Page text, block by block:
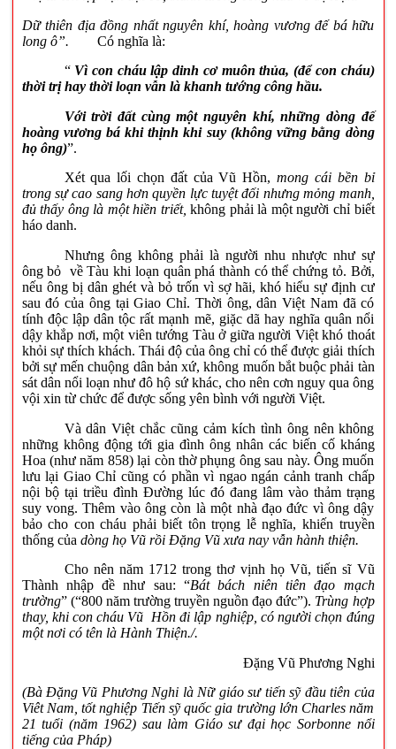
Dữ thiên địa đồng nhất nguyên khí, hoàng vương đế bá hữu
long ô”. Có nghĩa là:
“ Vì con cháu lập dinh cơ muôn thủa, (để con cháu)
thời trị hay thời loạn vẫn là khanh tướng công hầu.
Với trời đất cùng một nguyên khí, những dòng đế
hoàng vương bá khi thịnh khi suy (không vững bằng dòng
họ ông)”.
Xét qua lối chọn đất của Vũ Hồn,mong cái bền bỉ
trong sự cao sang hơn quyền lực tuyệt đối nhưng mỏng manh,
đủ thấy ông là một hiền triết,không phải là một người chỉ biết
háo danh.
Nhưng ông không phải là người nhu nhược như sự
ông bỏ về Tàu khi loạn quân phá thành có thể chứng tỏ. Bởi,
nếu ông bị dân ghét và bỏ trốn vì sợ hãi, khó hiểu sự định cư
sau đó của ông tại Giao Chỉ. Thời ông, dân Việt Nam đã có
tính độc lập dân tộc rất mạnh mẽ, giặc dã hay nghĩa quân nổi
dậy khắp nơi, một viên tướng Tàu ở giữa người Việt khó thoát
khỏi sự thích khách. Thái độ của ông chỉ có thể được giải thích
bởi sự mến chuộng dân bản xứ, không muốn bắt buộc phải tàn
sát dân nổi loạn như đô hộ sứ khác, cho nên cơn nguy qua ông
vội xin từ chức để được sống yên bình với người Việt.
Và dân Việt chắc cũng cảm kích tình ông nên không
những không động tới gia đình ông nhân các biến cố kháng
Hoa (như năm 858) lại còn thờ phụng ông sau này. Ông muốn
lưu lại Giao Chỉ cũng có phần vì ngao ngán cảnh tranh chấp
nội bộ tại triều đình Đường lúc đó đang lâm vào thảm trạng
suy vong. Thêm vào ông còn là một nhà đạo đức vì ông dậy
bảo cho con cháu phải biết tôn trọng lễ nghĩa, khiến truyền
thống của dòng họ Vũ rồi Đặng Vũ xưa nay vẫn hành thiện.
Cho nên năm 1712 trong thơ vịnh họ Vũ, tiến sĩ Vũ
Thành nhập đề như sau: “Bát bách niên tiên đạo mạch
trường” (“800 năm trường truyền nguồn đạo đức”). Trùng hợp
thay, khi con cháu Vũ Hồn đi lập nghiệp, có người chọn đúng
một nơi có tên là Hành Thiện./.
Đặng Vũ Phương Nghi
(Bà Đặng Vũ Phương Nghi là Nữ giáo sư tiến sỹ đầu tiên của
Viêt Nam, tốt nghiệp Tiến sỹ quốc gia trường lớn Charles năm
21 tuổi (năm 1962) sau làm Giáo sư đại học Sorbonne nổi
tiếng của Pháp)